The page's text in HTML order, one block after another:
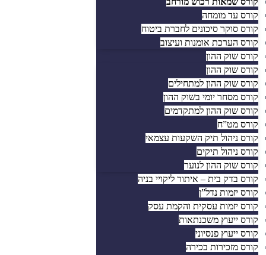
קורס עד מומחה
קורס סוקר סיכונים לחברת ביטוח
קורס הערכת אומנות ועיצוב
קורס שוק ההון
קורס שוק ההון
קורס שוק ההון למתחילים
קורס מסחר יומי בשוק ההון
קורס שוק ההון למתקדמים
קורס מט”ח
קורס ניהול תיק השקעות עצמאי
קורס ניהול תיקים
קורס שוק ההון לנוער
קורס בדק בית – איתור ליקויי בניה
קורס יזמות נדל”ן
קורס יזמות עסקית והקמת עסק
קורס ייעוץ משכנתאות
קורס ייעוץ פנסיוני
קורס מזכירות בכירה